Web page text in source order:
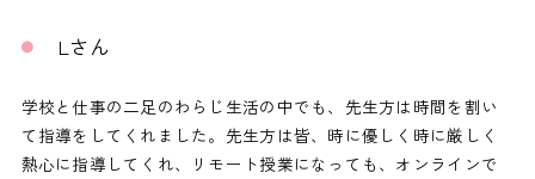
Lさん
学校と仕事の二足のわらじ生活の中でも、先生方は時間を割い
て指導をしてくれました。先生方は皆、時に優しく時に厳しく
熱心に指導してくれ、リモート授業になっても、オンラインで